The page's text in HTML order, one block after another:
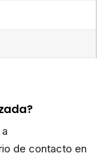
de contacto en